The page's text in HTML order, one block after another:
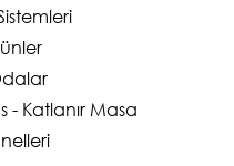
- Katlanır Masa